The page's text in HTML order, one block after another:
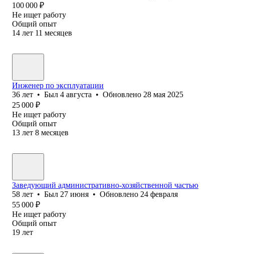
100 000 ₽
Не ищет работу
Общий опыт
14 лет 11 месяцев
Инженер по эксплуатации
36 лет • Был 4 августа • Обновлено 28 мая 2025
25 000 ₽
Не ищет работу
Общий опыт
13 лет 8 месяцев
Заведующий административно-хозяйственной частью
58 лет • Был 27 июня • Обновлено 24 февраля
55 000 ₽
Не ищет работу
Общий опыт
19 лет